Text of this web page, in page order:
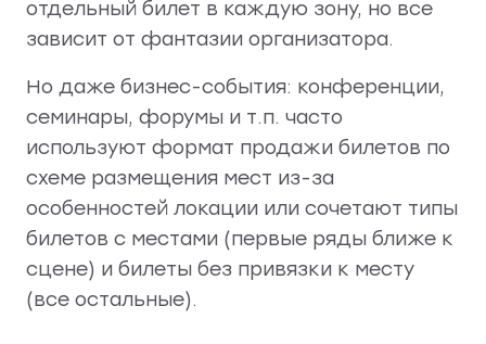
отдельный билет в каждую зону, но все
зависит от фантазии организатора.
Но даже бизнес-события: конференции,
семинары, форумы и т.п. часто
используют формат продажи билетов по
схеме размещения мест из-за
особенностей локации или сочетают типы
билетов с местами (первые ряды ближе к
сцене) и билеты без привязки к месту
(все остальные).